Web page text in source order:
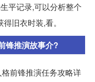
平记录,可以分析整个
旧衣时装,看。
锋推演故事介?
前锋推演任务攻略详